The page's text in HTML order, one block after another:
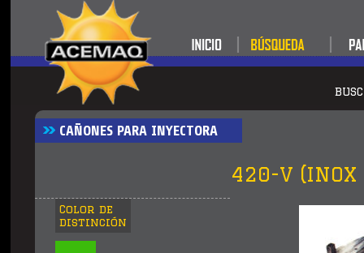
CAÑONES PARA INYECTORA
420-V (INOX
Color de
distinción